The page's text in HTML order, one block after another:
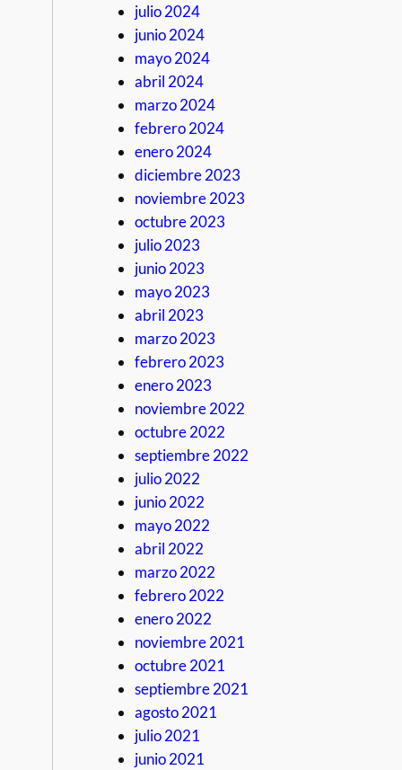
julio 2024
junio 2024
mayo 2024
abril 2024
marzo 2024
febrero 2024
enero 2024
diciembre 2023
noviembre 2023
octubre 2023
julio 2023
junio 2023
mayo 2023
abril 2023
marzo 2023
febrero 2023
enero 2023
noviembre 2022
octubre 2022
septiembre 2022
julio 2022
junio 2022
mayo 2022
abril 2022
marzo 2022
febrero 2022
enero 2022
noviembre 2021
octubre 2021
septiembre 2021
agosto 2021
julio 2021
junio 2021